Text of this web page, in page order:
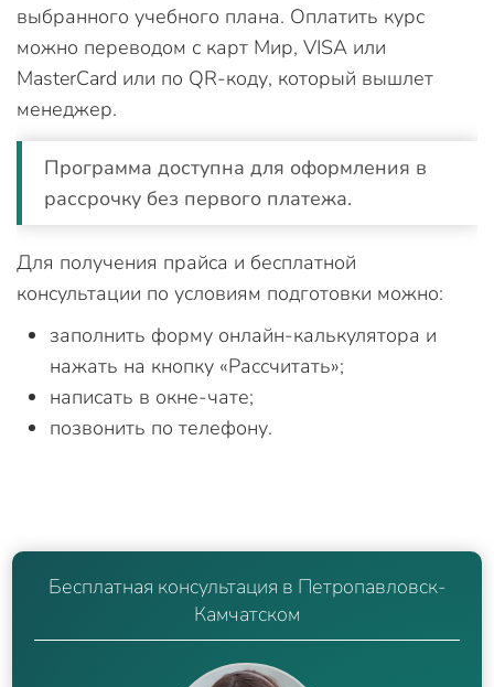
выбранного учебного плана. Оплатить курс
можно переводом с карт Мир, VISA или
MasterCard или по QR-коду, который вышлет
менеджер.
Программа доступна для оформления в
рассрочку без первого платежа.
Для получения прайса и бесплатной
консультации по условиям подготовки можно:
заполнить форму онлайн-калькулятора и
нажать на кнопку «Рассчитать»;
написать в окне-чате;
позвонить по телефону.
Бесплатная консультация в Петропавловск-
Камчатском